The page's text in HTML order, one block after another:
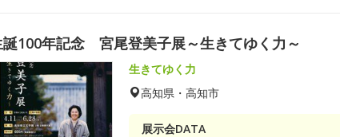
誕100年記念 宮尾登美子展～生きてゆく力～
生きてゆく力
高知県・高知市
展示会DATA